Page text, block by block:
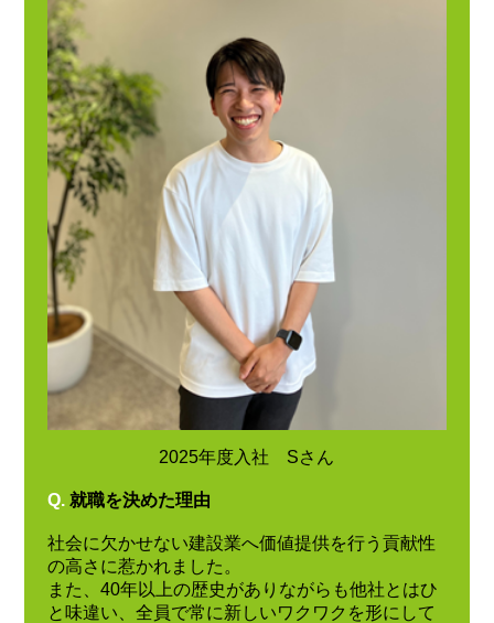
2025年度入社 Sさん
Q. 就職を決めた理由
社会に欠かせない建設業へ価値提供を行う貢献性
の高さに惹かれました。
また、40年以上の歴史がありながらも他社とはひ
と味違い、全員で常に新しいワクワクを形にして